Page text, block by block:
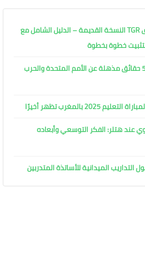
تحميل وتثبيت تطبيق TGR النسخة القديمة – الدليل الشامل مع
خطوة بخطوة
نظام العالم الجديد: 5 حقائق مذهلة عن الأمم المتحدة والحرب
2025 بالمغرب تظهر أخيرًا
عند هتلر: الفكر التوسعي وأبعاده
التداريب الميدانية للأساتذة المتدربين